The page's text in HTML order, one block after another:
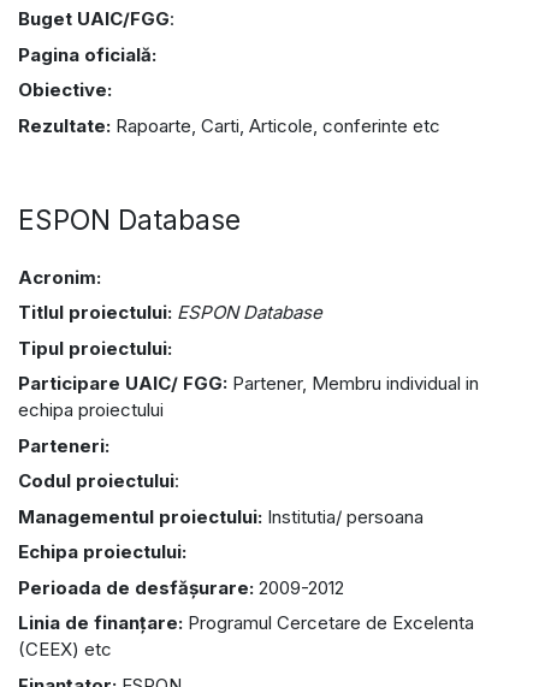
Buget UAIC/FGG:
Pagina oficială:
Obiective:
Rezultate: Rapoarte, Carti, Articole, conferinte etc
ESPON Database
Acronim:
Titlul proiectului: ESPON Database
Tipul proiectului:
Participare UAIC/ FGG: Partener, Membru individual in
echipa proiectului
Parteneri:
Codul proiectului:
Managementul proiectului: Institutia/ persoana
Echipa proiectului:
Perioada de desfășurare: 2009-2012
Linia de finanțare: Programul Cercetare de Excelenta
(CEEX) etc